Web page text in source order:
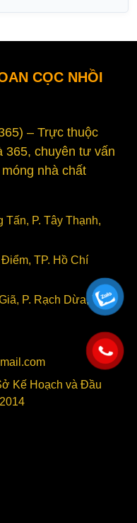
CỌC NHỒI
– Trực thuộc
365, chuyên tư vấn
nhà chất
Tấn, P. Tây Thạnh,
TP. Hồ Chí
P. Rạch Dừa, TP.
Kế Hoạch và Đầu